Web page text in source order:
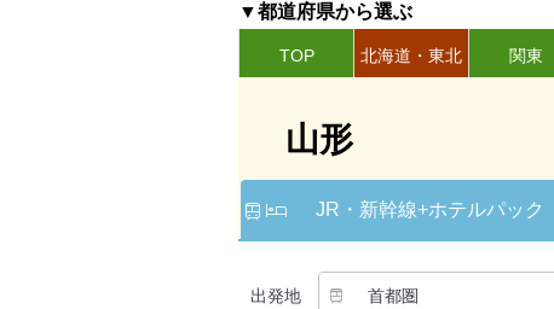
▼都道府県から選ぶ
TOP 北海道・東北 関東
山形
JR・新幹線+ホテルパック
出発地